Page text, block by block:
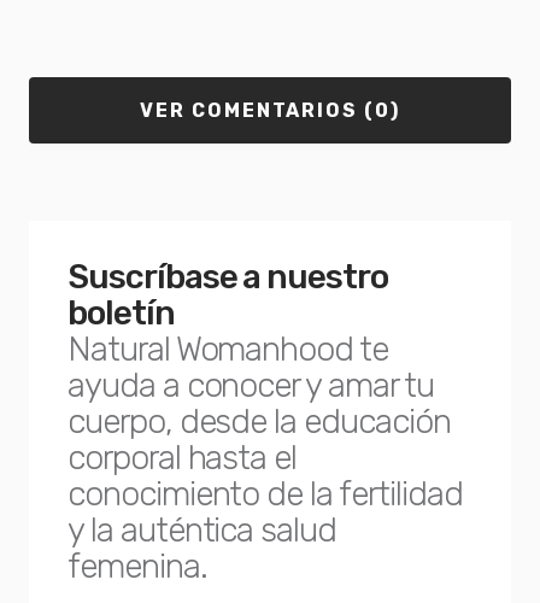
VER COMENTARIOS (0)
Suscríbase a nuestro
boletín
Natural Womanhood te
ayuda a conocer y amar tu
cuerpo, desde la educación
corporal hasta el
conocimiento de la fertilidad
y la auténtica salud
femenina.